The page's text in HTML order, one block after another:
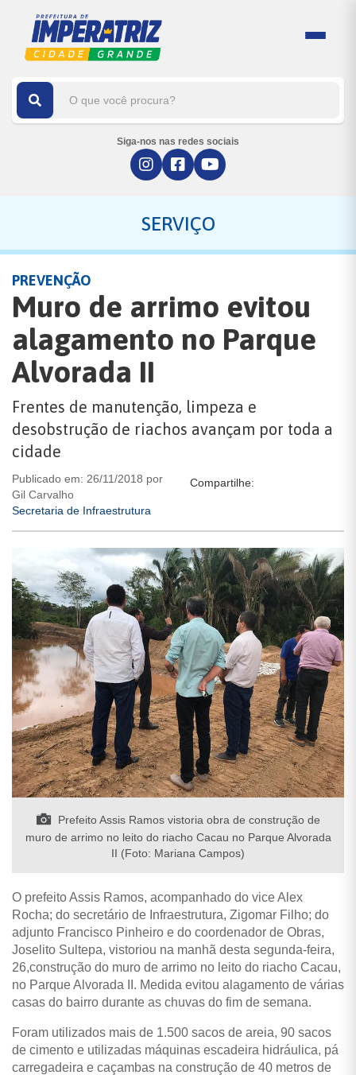
Siga-nos nas redes sociais
SERVIÇO
PREVENÇÃO
Muro de arrimo evitou
alagamento no Parque
Alvorada II
Frentes de manutenção, limpeza e
desobstrução de riachos avançam por toda a
cidade
Publicado em: 26/11/2018 por
Gil Carvalho
Secretaria de Infraestrutura
Compartilhe:
Prefeito Assis Ramos vistoria obra de construção de
muro de arrimo no leito do riacho Cacau no Parque Alvorada
II (Foto: Mariana Campos)
O prefeito Assis Ramos, acompanhado do vice Alex
Rocha; do secretário de Infraestrutura, Zigomar Filho; do
adjunto Francisco Pinheiro e do coordenador de Obras,
Joselito Sultepa, vistoriou na manhã desta segunda-feira,
26,construção do muro de arrimo no leito do riacho Cacau,
no Parque Alvorada II. Medida evitou alagamento de várias
casas do bairro durante as chuvas do fim de semana.
Foram utilizados mais de 1.500 sacos de areia, 90 sacos
de cimento e utilizadas máquinas escadeira hidráulica, pá
carregadeira e caçambas na construção de 40 metros de